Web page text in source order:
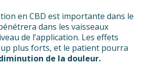
en CBD est importante dans le
dans les vaisseaux
de l’application. Les effets
plus forts, et le patient pourra
de la douleur.